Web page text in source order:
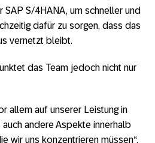
SAP S/4HANA, um schneller und
dafür zu sorgen, dass das
vernetzt bleibt.
das Team jedoch nicht nur
allem auf unserer Leistung in
andere Aspekte innerhalb
wir uns konzentrieren müssen“,